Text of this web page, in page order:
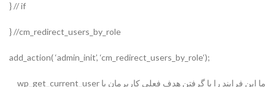
if // {
;(‘add_action( ‘admin_init’, ‘cm_redirect_users_by_role
ما این فرایند را با گرفتن هدف فعلی کاربرمان با wp_get_current_user